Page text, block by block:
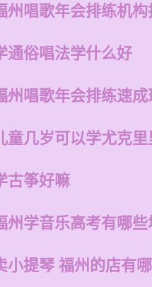
州唱歌年会排练机构
通俗唱法学什么好
州唱歌年会排练速
童几岁可以学尤克
古筝好嘛
州学音乐高考有哪
小提琴 福州的店有